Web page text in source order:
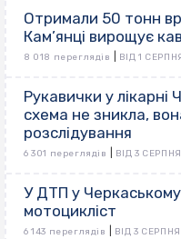
Отримали 50 тонн
Кам’янці вирощує
8 018 переглядів ВІД 1
Рукавички у лікарні
схема не зникла,
розслідування
6 301 переглядів ВІД 3
У ДТП у Черкаському
мотоцикліст
6 143 переглядів ВІД 3